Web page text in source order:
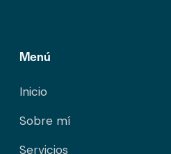
Menú
Inicio
Sobre mí
Servicios